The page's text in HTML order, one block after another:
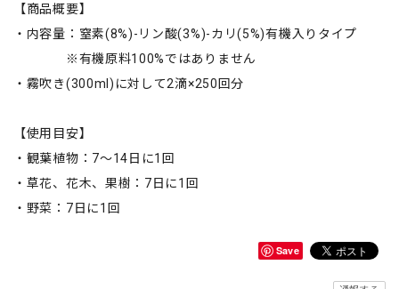
【商品概要】
・内容量：窒素(8%)-リン酸(3%)-カリ(5%)有機入りタイプ
※有機原料100%ではありません
・霧吹き(300ml)に対して2滴×250回分
【使用目安】
・観葉植物：7〜14日に1回
・草花、花木、果樹：7日に1回
・野菜：7日に1回
Save